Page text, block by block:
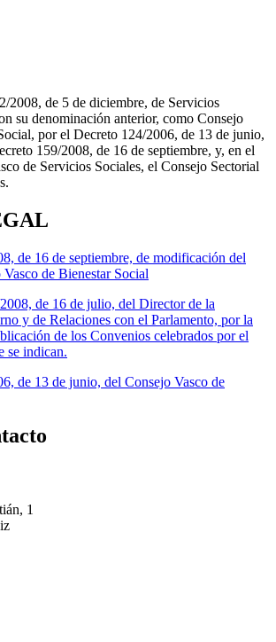
2008, de 5 de diciembre, de Servicios
su denominación anterior, como Consejo
por el Decreto 124/2006, de 13 de junio,
159/2008, de 16 de septiembre, y, en el
de Servicios Sociales, el Consejo Sectorial
de 16 de septiembre, de modificación del
de Bienestar Social
de 16 de julio, del Director de la
y de Relaciones con el Parlamento, por la
de los Convenios celebrados por el
se indican.
de 13 de junio, del Consejo Vasco de
1